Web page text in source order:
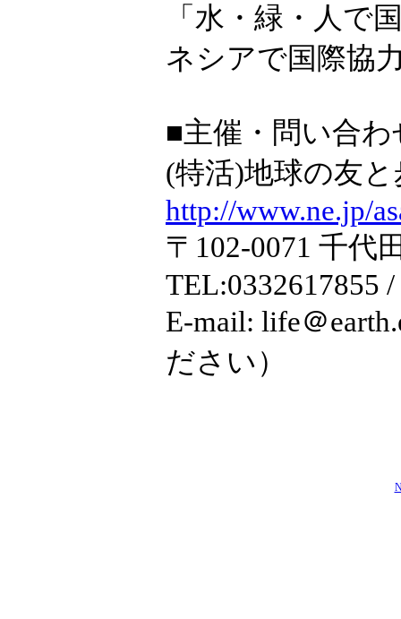
「水・緑・人で
ネシアで国際協
■主催・問い合わ
(特活)地球の友
http://www.ne.jp/
〒102-0071 千代
TEL:0332617855
E-mail: life＠
ださい）